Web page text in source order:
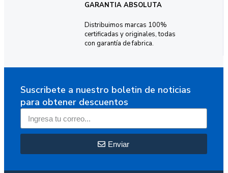
GARANTIA ABSOLUTA
Distribuimos marcas 100%
certificadas y originales, todas
con garantía de fabrica.
Suscribete a nuestro boletin de noticias
para obtener descuentos
Enviar